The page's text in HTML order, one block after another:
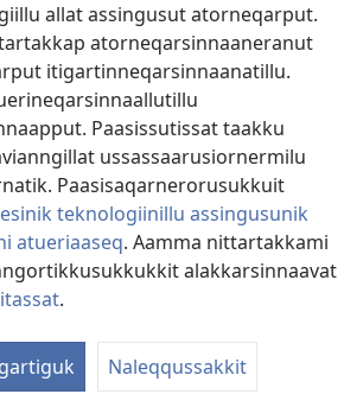
allat assingusut atorneqarput.
atorneqarsinnaaneranut
itigartinneqarsinnaanatillu.
Paasissutissat taakku
ussassaarusiornermilu
Paasisaqarnerorusukkuit
teknologiinillu assingusunik
atueriaaseq. Aamma nittartakkami
alakkarsinnaavat
.
Naleqqussakkit
ATUAGAATEQARFIK Watchtower™
Tower Bible and Tract Society of Pennsylvania.
NAMMINEQ INISSITASSAT